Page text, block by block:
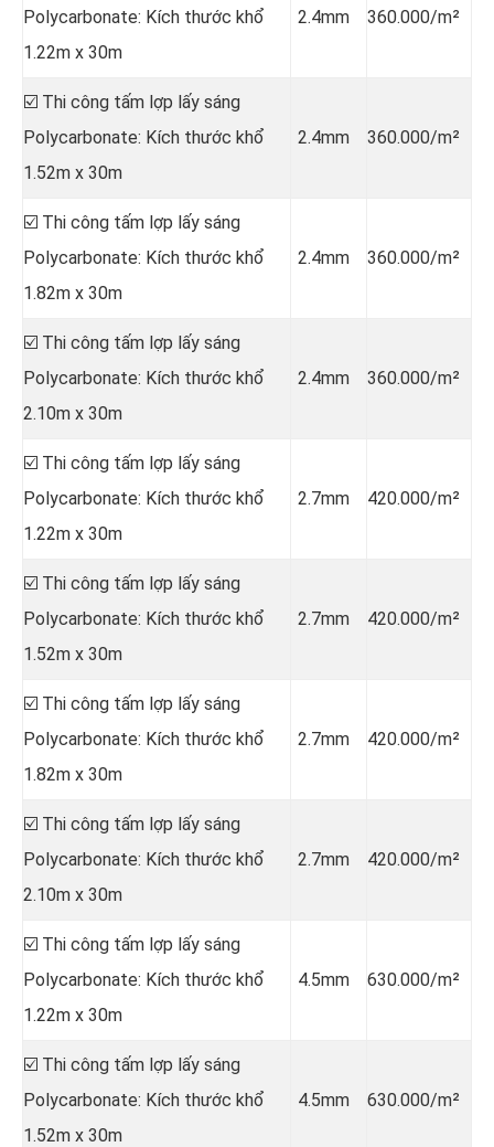
Polycarbonate: Kích thước khổ
1.22m x 30m
2.4mm 360.000/m²
☑️ Thi công tấm lợp lấy sáng
Polycarbonate: Kích thước khổ
1.52m x 30m
2.4mm 360.000/m²
☑️ Thi công tấm lợp lấy sáng
Polycarbonate: Kích thước khổ
1.82m x 30m
2.4mm 360.000/m²
☑️ Thi công tấm lợp lấy sáng
Polycarbonate: Kích thước khổ
2.10m x 30m
2.4mm 360.000/m²
☑️ Thi công tấm lợp lấy sáng
Polycarbonate: Kích thước khổ
1.22m x 30m
2.7mm 420.000/m²
☑️ Thi công tấm lợp lấy sáng
Polycarbonate: Kích thước khổ
1.52m x 30m
2.7mm 420.000/m²
☑️ Thi công tấm lợp lấy sáng
Polycarbonate: Kích thước khổ
1.82m x 30m
2.7mm 420.000/m²
☑️ Thi công tấm lợp lấy sáng
Polycarbonate: Kích thước khổ
2.10m x 30m
2.7mm 420.000/m²
☑️ Thi công tấm lợp lấy sáng
Polycarbonate: Kích thước khổ
1.22m x 30m
4.5mm 630.000/m²
☑️ Thi công tấm lợp lấy sáng
Polycarbonate: Kích thước khổ
1.52m x 30m
4.5mm 630.000/m²